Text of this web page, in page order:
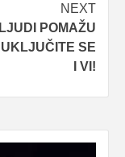
NEXT
POMAŽU
SE
I VI!